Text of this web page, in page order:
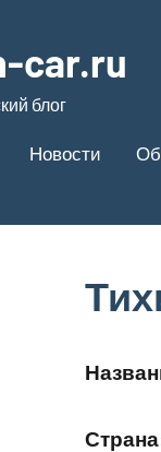
car.ru
блог
Новости